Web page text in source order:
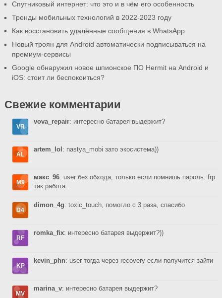
Спутниковый интернет: что это и в чём его особенность
Тренды мобильных технологий в 2022-2023 году
Как восстановить удалённые сообщения в WhatsApp
Новый троян для Android автоматически подписываться на
премиум-сервисы
Google обнаружил новое шпионское ПО Hermit на Android и
iOS: стоит ли беспокоиться?
Свежие комментарии
vova_repair: интересно батарея выдержит?
artem_lol : nastya_mobi зато экосистема))
макс_96: user без обхода, только если помнишь пароль. frp
так работа…
dimon_4g: toxic_touch, помогло с 3 раза, спасибо
romka_fix: интересно батарея выдержит?))
kevin_phn: user тогда через recovery если получится зайти
marina_v: интересно батарея выдержит?